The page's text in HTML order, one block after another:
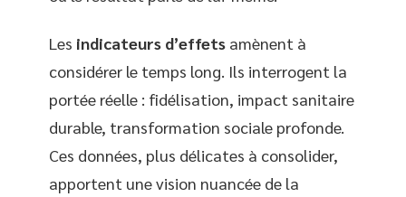
Les indicateurs d’effets amènent à
considérer le temps long. Ils interrogent la
portée réelle : fidélisation, impact sanitaire
durable, transformation sociale profonde.
Ces données, plus délicates à consolider,
apportent une vision nuancée de la